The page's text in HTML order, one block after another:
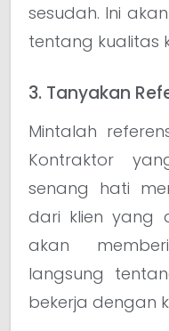
sesudah. Ini
tentang kualitas
3. Tanyakan
Mintalah
Kontraktor
senang hati
dari klien yang
akan
langsung
bekerja dengan